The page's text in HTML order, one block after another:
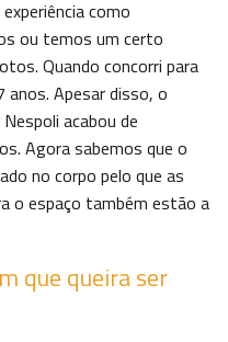
como
ou temos um certo
Quando concorri para
anos. Apesar disso, o
acabou de
Agora sabemos que o
no corpo pelo que as
o espaço também estão a
que queira ser